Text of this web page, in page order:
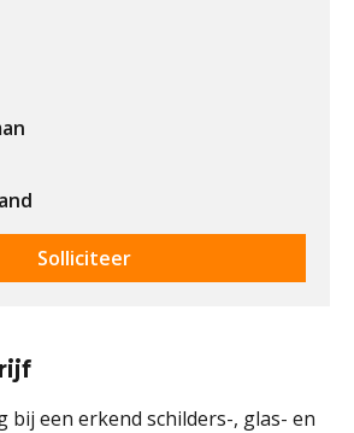
Solliciteer
bij een erkend schilders-, glas- en